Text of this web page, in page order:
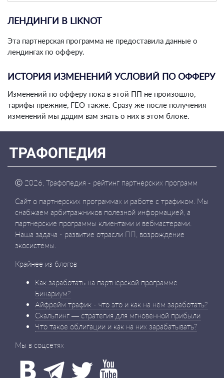
ЛЕНДИНГИ В LIKNOT
Эта партнерская программа не предоставила данные о
лендингах по офферу.
ИСТОРИЯ ИЗМЕНЕНИЙ УСЛОВИЙ ПО ОФФЕРУ
Изменений по офферу пока в этой ПП не произошло,
тарифы прежние, ГЕО также. Сразу же после получения
изменений мы дадим вам знать о них в этом блоке.
Ⓒ 2026, Трафопедия - рейтинг партнерских программ
Сайт о партнерских программах и работе с трафиком. Мы
снабжаем арбитражников полезной информацией, а
партнерские программы клиентами и вебмастерами.
Наша задача - развитие отрасли ПП, возрождение
экосистемы.
Крайнее из блогов
Как заработать на партнерской программе
Бинариум?
Айфрейм трафик - что это и как на нём заработать?
Скальпинг — стратегия для мгновенной прибыли
Что такое облигации и как на них зарабатывать?
Мы в соцсетях